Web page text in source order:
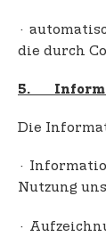
·
die durch
5.
Die
·
Nutzung
·